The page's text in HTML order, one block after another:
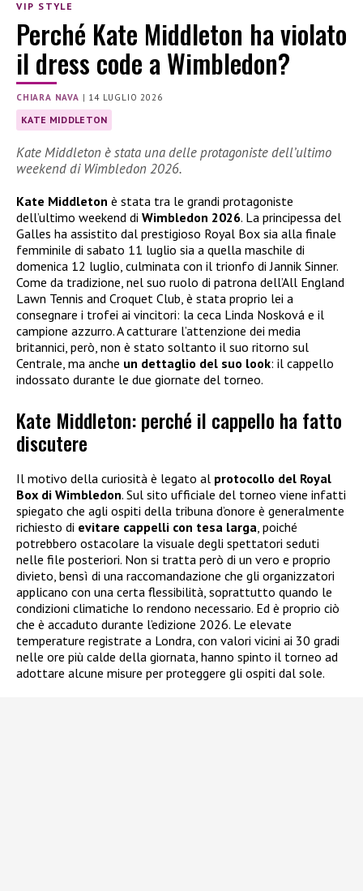
VIP STYLE
Perché Kate Middleton ha violato
il dress code a Wimbledon?
CHIARA NAVA | 14 LUGLIO 2026
KATE MIDDLETON
Kate Middleton è stata una delle protagoniste dell’ultimo
weekend di Wimbledon 2026.
Kate Middleton è stata tra le grandi protagoniste
dell’ultimo weekend di Wimbledon 2026. La principessa del
Galles ha assistito dal prestigioso Royal Box sia alla finale
femminile di sabato 11 luglio sia a quella maschile di
domenica 12 luglio, culminata con il trionfo di Jannik Sinner.
Come da tradizione, nel suo ruolo di patrona dell’All England
Lawn Tennis and Croquet Club, è stata proprio lei a
consegnare i trofei ai vincitori: la ceca Linda Nosková e il
campione azzurro. A catturare l’attenzione dei media
britannici, però, non è stato soltanto il suo ritorno sul
Centrale, ma anche un dettaglio del suo look: il cappello
indossato durante le due giornate del torneo.
Kate Middleton: perché il cappello ha fatto
discutere
Il motivo della curiosità è legato al protocollo del Royal
Box di Wimbledon. Sul sito ufficiale del torneo viene infatti
spiegato che agli ospiti della tribuna d’onore è generalmente
richiesto di evitare cappelli con tesa larga, poiché
potrebbero ostacolare la visuale degli spettatori seduti
nelle file posteriori. Non si tratta però di un vero e proprio
divieto, bensì di una raccomandazione che gli organizzatori
applicano con una certa flessibilità, soprattutto quando le
condizioni climatiche lo rendono necessario. Ed è proprio ciò
che è accaduto durante l’edizione 2026. Le elevate
temperature registrate a Londra, con valori vicini ai 30 gradi
nelle ore più calde della giornata, hanno spinto il torneo ad
adottare alcune misure per proteggere gli ospiti dal sole.